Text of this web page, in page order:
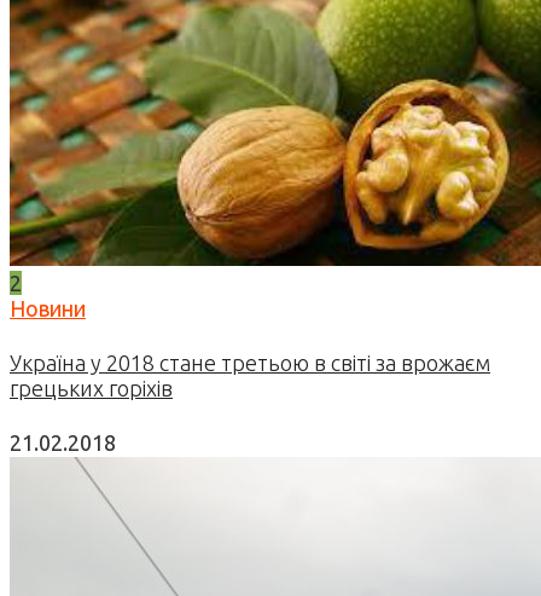
2
Новини
Україна у 2018 стане третьою в світі за врожаєм
грецьких горіхів
21.02.2018